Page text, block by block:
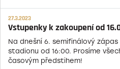
27.3.2023
Vstupenky k zakoupení od
Na dnešní 6. semifinálový
stadionu od 16:00. Prosíme
časovým předstihem!